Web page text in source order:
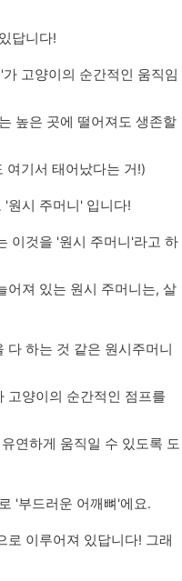
답니다!
고양이의 순간적인 움직임
높은 곳에 떨어져도 생존할
여기서 태어났다는 거!)
원시 주머니' 입니다!
이것을 '원시 주머니'라고 하
어져 있는 원시 주머니는, 살
다 하는 것 같은 원시주머니
고양이의 순간적인 점프를
연하게 움직일 수 있도록 도
'부드러운 어깨뼈'에요.
로 이루어져 있답니다! 그래